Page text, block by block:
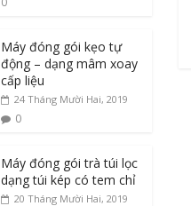
Máy đóng gói kẹo tự
động – dạng mâm xoay
cấp liệu
24 Tháng Mười Hai, 2019
0
Máy đóng gói trà túi lọc
dạng túi kép có tem chỉ
20 Tháng Mười Hai, 2019